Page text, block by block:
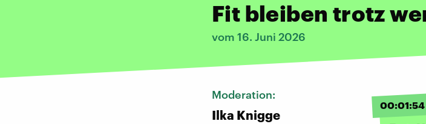
Fit bleiben trotz
vom 16. Juni 2026
Moderation:
Ilka Knigge
00:01:54